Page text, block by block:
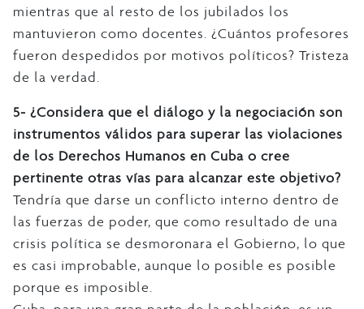
mientras que al resto de los jubilados los
mantuvieron como docentes. ¿Cuántos profesores
fueron despedidos por motivos políticos? Tristeza
de la verdad.
5- ¿Considera que el diálogo y la negociación son
instrumentos válidos para superar las violaciones
de los Derechos Humanos en Cuba o cree
pertinente otras vías para alcanzar este objetivo?
Tendría que darse un conflicto interno dentro de
las fuerzas de poder, que como resultado de una
crisis política se desmoronara el Gobierno, lo que
es casi improbable, aunque lo posible es posible
porque es imposible.